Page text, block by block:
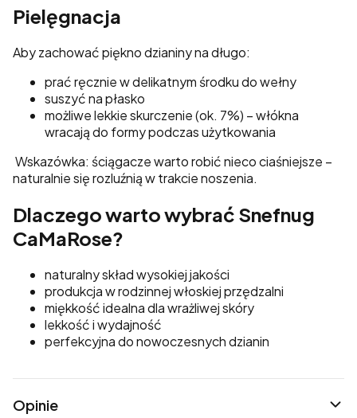
Pielęgnacja
Aby zachować piękno dzianiny na długo:
prać ręcznie w delikatnym środku do wełny
suszyć na płasko
możliwe lekkie skurczenie (ok. 7%) – włókna
wracają do formy podczas użytkowania
Wskazówka: ściągacze warto robić nieco ciaśniejsze –
naturalnie się rozluźnią w trakcie noszenia.
Dlaczego warto wybrać Snefnug
CaMaRose?
naturalny skład wysokiej jakości
produkcja w rodzinnej włoskiej przędzalni
miękkość idealna dla wrażliwej skóry
lekkość i wydajność
perfekcyjna do nowoczesnych dzianin
Opinie